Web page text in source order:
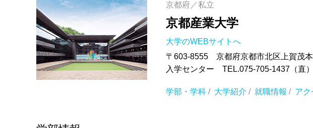
京都府／私立
京都産業大学
大学のWEBサイトへ
〒603-8555 京都府京都市北区上賀茂
入学センター TEL.075-705-1437（直）
学部・学科/ 大学紹介 / 就職情報 / アク